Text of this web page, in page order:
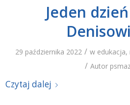
Jeden
29 października 2022 / w edukacja,
/ Autor
Czytaj dalej